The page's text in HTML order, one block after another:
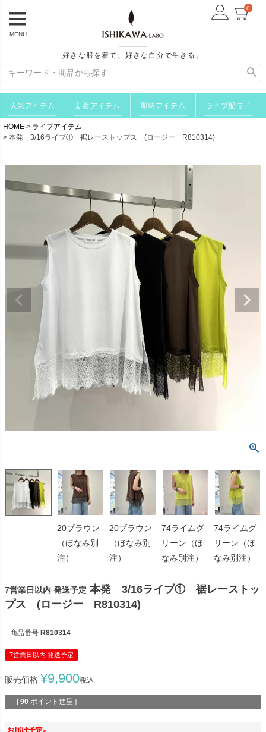
MENU
好きな服を着て、好きな自分で生きる。
0
人気アイテム 新着アイテム 即納アイテム ライブ配信 ↗
HOME
ライブアイテム
本発 3/16ライブ① 裾レーストップス (ロージー R810314)
20ブラウン
（ほなみ別
注）
20ブラウン
（ほなみ別
注）
74ライムグ
リーン（ほ
なみ別注）
74ライムグ
リーン（ほ
なみ別注）
7営業日以内 発送予定 本発 3/16ライブ① 裾レーストッ
プス (ロージー R810314)
商品番号 R810314
7営業日以内 発送予定
販売価格 ¥9,900税込
[ 90 ポイント進呈 ]
お届け予定